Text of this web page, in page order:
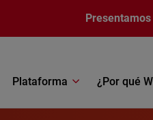
Presentamos
Plataforma ¿Por qué